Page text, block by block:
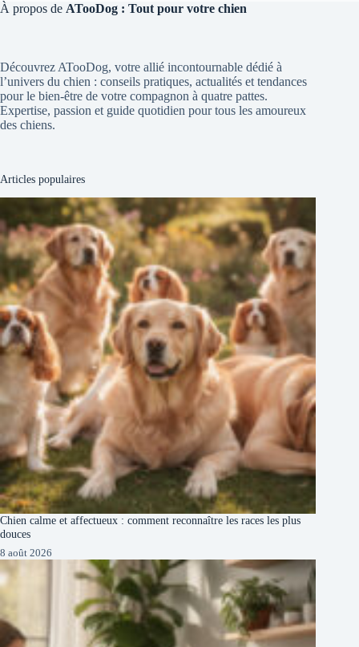
À propos de ATooDog : Tout pour votre chien
Découvrez ATooDog, votre allié incontournable dédié à
l’univers du chien : conseils pratiques, actualités et tendances
pour le bien-être de votre compagnon à quatre pattes.
Expertise, passion et guide quotidien pour tous les amoureux
des chiens.
Articles populaires
Chien calme et affectueux : comment reconnaître les races les plus
douces
8 août 2026